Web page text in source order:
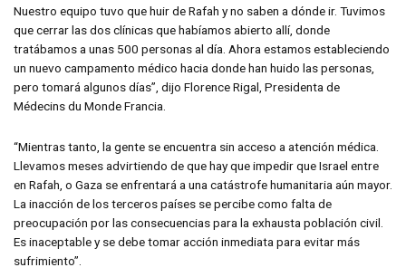
Nuestro equipo tuvo que huir de Rafah y no saben a dónde ir. Tuvimos
que cerrar las dos clínicas que habíamos abierto allí, donde
tratábamos a unas 500 personas al día. Ahora estamos estableciendo
un nuevo campamento médico hacia donde han huido las personas,
pero tomará algunos días”, dijo Florence Rigal, Presidenta de
Médecins du Monde Francia.
“Mientras tanto, la gente se encuentra sin acceso a atención médica.
Llevamos meses advirtiendo de que hay que impedir que Israel entre
en Rafah, o Gaza se enfrentará a una catástrofe humanitaria aún mayor.
La inacción de los terceros países se percibe como falta de
preocupación por las consecuencias para la exhausta población civil.
Es inaceptable y se debe tomar acción inmediata para evitar más
sufrimiento”.